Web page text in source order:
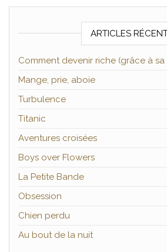
ARTICLES
Comment devenir riche (grâce à
Mange, prie, aboie
Turbulence
Titanic
Aventures croisées
Boys over Flowers
La Petite Bande
Obsession
Chien perdu
Au bout de la nuit